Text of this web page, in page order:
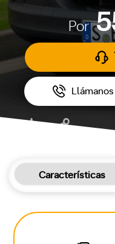
Por
Características